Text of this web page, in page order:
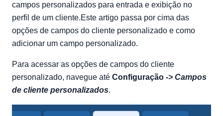
campos personalizados para entrada e exibição no
perfil de um cliente.Este artigo passa por cima das
opções de campos do cliente personalizado e como
adicionar um campo personalizado.
Para acessar as opções de campos do cliente
personalizado, navegue até Configuração -> Campos
de cliente personalizados.